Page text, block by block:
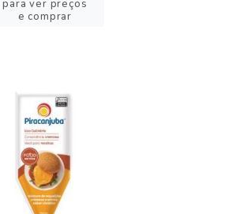
para ver preços
e comprar